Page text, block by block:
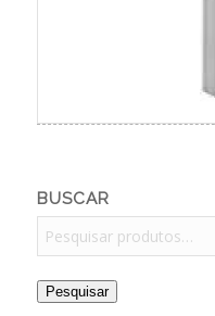
BUSCAR
Pesquisar